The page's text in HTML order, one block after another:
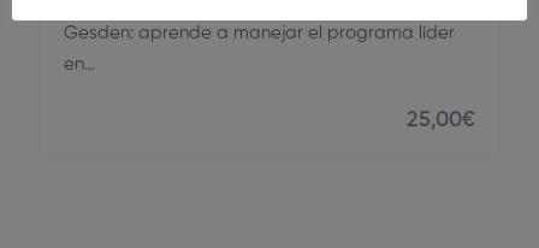
Gesden: aprende a manejar el programa líder
en…
25,00€